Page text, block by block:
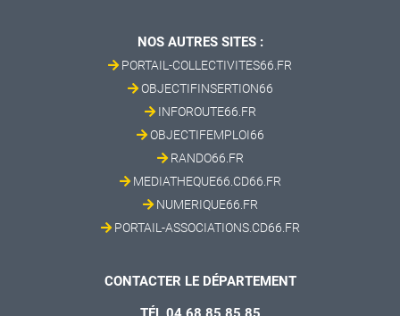
NOS AUTRES SITES :
PORTAIL-COLLECTIVITES66.FR
OBJECTIFINSERTION66
INFOROUTE66.FR
OBJECTIFEMPLOI66
RANDO66.FR
MEDIATHEQUE66.CD66.FR
NUMERIQUE66.FR
PORTAIL-ASSOCIATIONS.CD66.FR
CONTACTER LE DÉPARTEMENT